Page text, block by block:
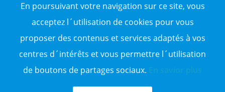
En poursuivant votre navigation sur ce site, vous
acceptez l´utilisation de cookies pour vous
proposer des contenus et services adaptés à vos
centres d´intérêts et vous permettre l´utilisation
de boutons de partages sociaux.
Vente terrain
Sitemap
TOP WILAYA
Annonce à 16-Alger
Annonce à 06-Béjaïa
Annonce à 31-Oran